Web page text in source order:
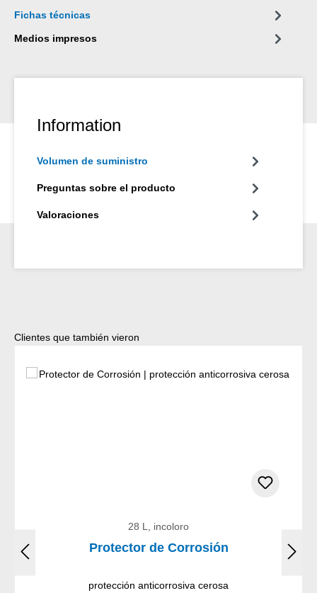
Fichas técnicas
Medios impresos
Information
Volumen de suministro
Preguntas sobre el producto
Valoraciones
Omitir la galería de productos
Clientes que también vieron
28 L, incoloro
Protector de Corrosión
protección anticorrosiva cerosa